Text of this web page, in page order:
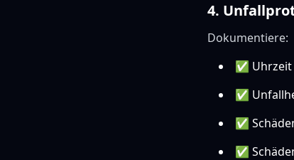
4.
Dokumentiere:
✅
✅
✅
✅